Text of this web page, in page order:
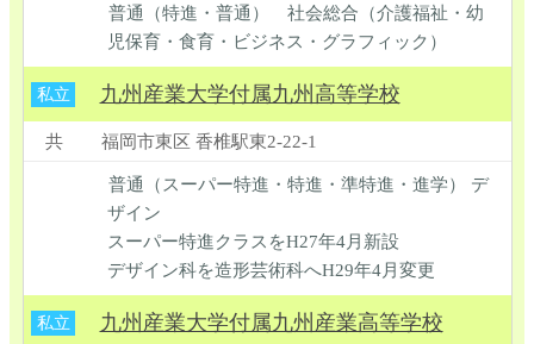
普通（特進・普通） 社会総合（介護福祉・幼
児保育・食育・ビジネス・グラフィック）
私立 九州産業大学付属九州高等学校
共 福岡市東区 香椎駅東2-22-1
普通（スーパー特進・特進・準特進・進学） デ
ザイン
スーパー特進クラスをH27年4月新設
デザイン科を造形芸術科へH29年4月変更
私立 九州産業大学付属九州産業高等学校